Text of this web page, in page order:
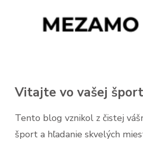
Vitajte vo vašej
Tento blog vznikol z čistej
šport a hľadanie skvelých